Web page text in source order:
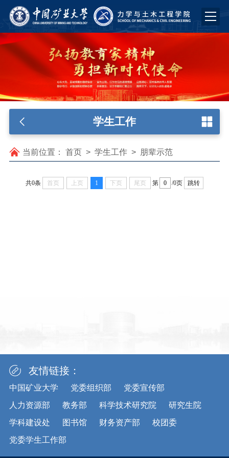
学生工作
当前位置： 首页> 学生工作> 朋辈示范
共0条 首页 上页 1 下页 尾页 第 /0页 跳转
友情链接：
中国矿业大学 党委组织部
党委宣传部
人力资源部
教务部 科学技术研究院
研究生院
学科建设处
图书馆 财务资产部
校团委
党委学生工作部